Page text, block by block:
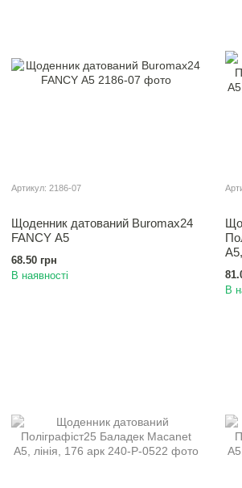
Артикул: 2186-07
Щоденник датований Buromax24
FANCY А5
68.50 грн
В наявності
В